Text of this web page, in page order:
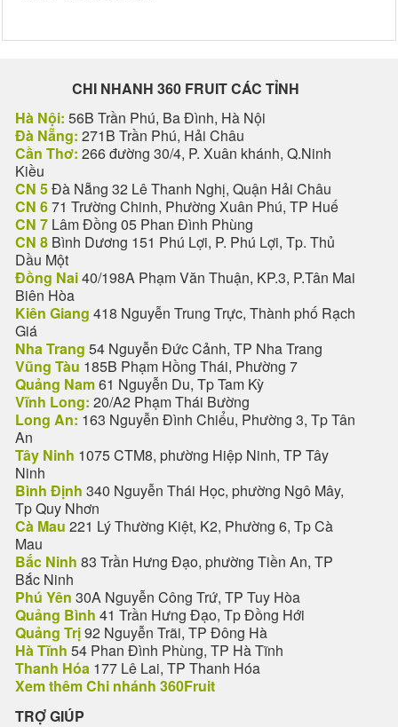
CHI NHANH 360 FRUIT CÁC TỈNH
Hà Nội: 56B Trần Phú, Ba Đình, Hà Nội
Đà Nẵng: 271B Trần Phú, Hải Châu
Cần Thơ: 266 đường 30/4, P. Xuân khánh, Q.Ninh
Kiều
CN 5Đà Nẵng 32 Lê Thanh Nghị, Quận Hải Châu
CN 671 Trường Chinh, Phường Xuân Phú, TP Huế
CN 7 Lâm Đồng 05 Phan Đình Phùng
CN 8 Bình Dương 151 Phú Lợi, P. Phú Lợi, Tp. Thủ
Dầu Một
Đồng Nai40/198A Phạm Văn Thuận, KP.3, P.Tân Mai
Biên Hòa
Kiên Giang 418 Nguyễn Trung Trực, Thành phố Rạch
Giá
Nha Trang 54 Nguyễn Đức Cảnh, TP Nha Trang
Vũng Tàu 185B Phạm Hồng Thái, Phường 7
Quảng Nam61 Nguyễn Du, Tp Tam Kỳ
Vĩnh Long: 20/A2 Phạm Thái Bường
Long An: 163 Nguyễn Đình Chiểu, Phường 3, Tp Tân
An
Tây Ninh 1075 CTM8, phường Hiệp Ninh, TP Tây
Ninh
Bình Định 340 Nguyễn Thái Học, phường Ngô Mây,
Tp Quy Nhơn
Cà Mau 221 Lý Thường Kiệt, K2, Phường 6, Tp Cà
Mau
Bắc Ninh 83 Trần Hưng Đạo, phường Tiền An, TP
Bắc Ninh
Phú Yên 30A Nguyễn Công Trứ, TP Tuy Hòa
Quảng Bình 41 Trần Hưng Đạo, Tp Đồng Hới
Quảng Trị92 Nguyễn Trãi, TP Đông Hà
Hà Tĩnh 54 Phan Đình Phùng, TP Hà Tĩnh
Thanh Hóa 177 Lê Lai, TP Thanh Hóa
Xem thêm Chi nhánh 360Fruit
TRỢ GIÚP